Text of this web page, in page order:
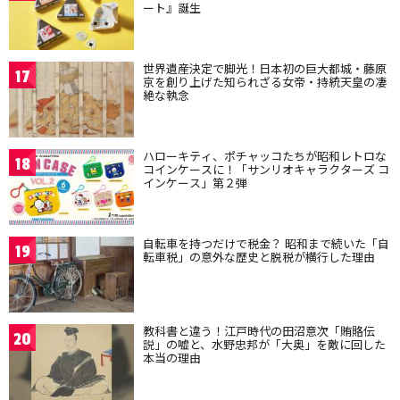
ート』誕生
17 世界遺産決定で脚光！日本初の巨大都城・藤原
京を創り上げた知られざる女帝・持統天皇の凄
絶な執念
18 ハローキティ、ポチャッコたちが昭和レトロな
コインケースに！「サンリオキャラクターズ コ
インケース」第２弾
19 自転車を持つだけで税金？ 昭和まで続いた「自
転車税」の意外な歴史と脱税が横行した理由
20 教科書と違う！江戸時代の田沼意次「賄賂伝
説」の嘘と、水野忠邦が「大奥」を敵に回した
本当の理由